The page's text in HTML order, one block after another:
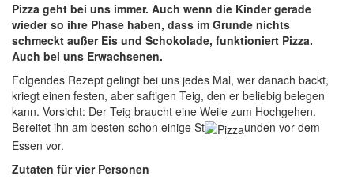
Pizza geht bei uns immer. Auch wenn die Kinder gerade
wieder so ihre Phase haben, dass im Grunde nichts
schmeckt außer Eis und Schokolade, funktioniert Pizza.
Auch bei uns Erwachsenen.
Folgendes Rezept gelingt bei uns jedes Mal, wer danach backt,
kriegt einen festen, aber saftigen Teig, den er beliebig belegen
kann. Vorsicht: Der Teig braucht eine Weile zum Hochgehen.
Bereitet ihn am besten schon einige St
unden vor dem
Essen vor.
Zutaten für vier Personen